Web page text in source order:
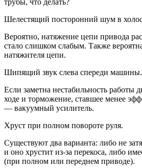
Шелестящий посторонний шум в
Вероятно, натяжение цепи привода
стало слишком слабым. Также
натяжителя цепи.
Шипящий звук слева спереди машины.
Если заметна нестабильность работы
ходе и торможение, ставшее менее
— вакуумный усилитель.
Хруст при полном повороте руля.
Существуют два варианта: либо не
и оно хрустит из-за перекоса, либо
(при полном или переднем приводе).